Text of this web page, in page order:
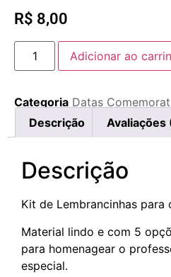
R$ 8,00
Adicionar ao
Categoria Datas
Descrição
Avaliações
Descrição
Kit de Lembrancinhas para
Material lindo e com 5
para homenagear o
especial.